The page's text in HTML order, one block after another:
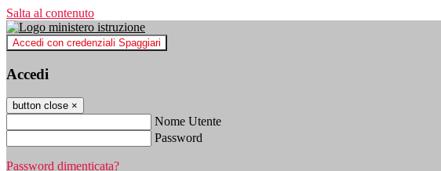
Salta al contenuto
Accedi con credenziali Spaggiari
Accedi
button close ×
Nome Utente
Password
Password dimenticata?